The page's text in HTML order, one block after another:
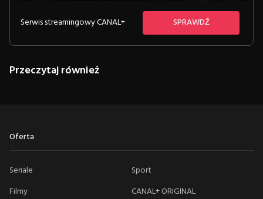
Serwis streamingowy CANAL+ SPRAWDŹ
Przeczytaj również
Oferta
Seriale
Sport
Filmy
CANAL+ ORIGINAL